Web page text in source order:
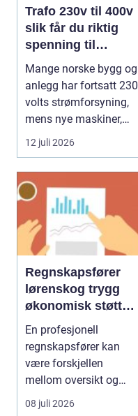
Trafo 230v til 400v
slik får du riktig
spenning til
moderne utstyr
Mange norske bygg og
anlegg har fortsatt 230
volts strømforsyning,
mens nye maskiner,
pumper, kompre...
12 juli 2026
Regnskapsfører
lørenskog trygg
økonomisk støtte i
hverdagen
En profesjonell
regnskapsfører kan
være forskjellen
mellom oversikt og
kaos i bedriftens
08 juli 2026